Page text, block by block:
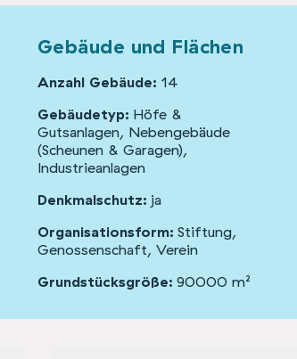
Gebäude und Flächen
Anzahl Gebäude: 14
Gebäudetyp: Höfe &
Gutsanlagen, Nebengebäude
(Scheunen & Garagen),
Industrieanlagen
Denkmalschutz: ja
Organisationsform: Stiftung,
Genossenschaft, Verein
Grundstücksgröße: 90000 m²